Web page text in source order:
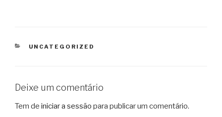
CATEGORIAS
UNCATEGORIZED
Deixe um comentário
Tem de iniciar a sessão para publicar um comentário.